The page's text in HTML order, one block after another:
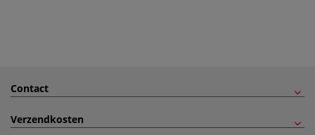
Contact
Verzendkosten